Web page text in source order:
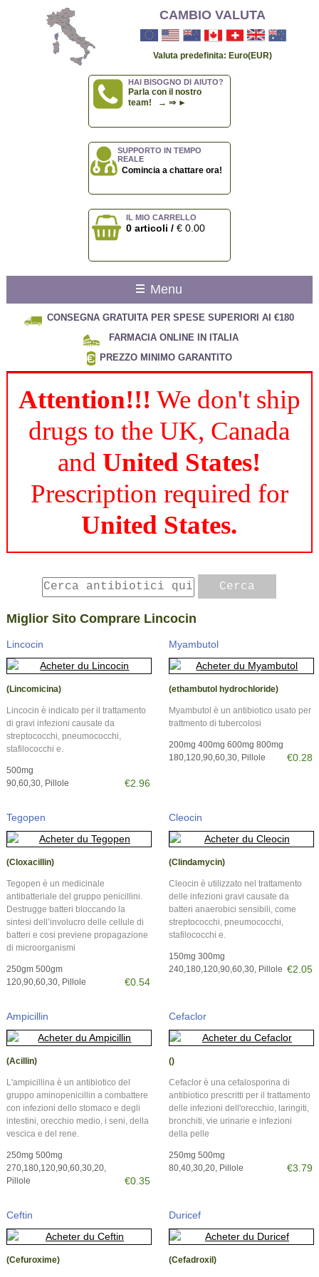
CAMBIO VALUTA
Valuta predefinita: Euro(EUR)
HAI BISOGNO DI AIUTO?
Parla con il nostro
team! → ⇒ ►
SUPPORTO IN TEMPO
REALE
Comincia a chattare ora!
IL MIO CARRELLO
0 articoli /€ 0.00
Menu
CONSEGNA GRATUITA PER SPESE SUPERIORI AI €180
FARMACIA ONLINE IN ITALIA
PREZZO MINIMO GARANTITO
Attention!!! We don't ship
drugs to the UK, Canada
and United States!
Prescription required for
United States.
Miglior Sito Comprare Lincocin
Lincocin
(Lincomicina)
Lincocin è indicato per il trattamento
di gravi infezioni causate da
streptococchi, pneumococchi,
stafilococchi e.
500mg
90,60,30, Pillole
€2.96
Myambutol
(ethambutol hydrochloride)
Myambutol è un antibiotico usato per
trattmento di tubercolosi
200mg 400mg 600mg 800mg
180,120,90,60,30, Pillole
€0.28
Tegopen
(Cloxacillin)
Tegopen è un medicinale
antibatteriale del gruppo penicillini.
Destrugge batteri bloccando la
sintesi dell’involucro delle cellule di
batteri e cosi previene propagazione
di microorganismi
250gm 500gm
120,90,60,30, Pillole
€0.54
Cleocin
(Clindamycin)
Cleocin è utilizzato nel trattamento
delle infezioni gravi causate da
batteri anaerobici sensibili, come
streptococchi, pneumococchi,
stafilococchi e.
150mg 300mg
240,180,120,90,60,30, Pillole €2.05
Ampicillin
(Acillin)
L'ampicillina è un antibiotico del
gruppo aminopenicillin a combattere
con infezioni dello stomaco e degli
intestini, orecchio medio, i seni, della
vescica e del rene.
250mg 500mg
270,180,120,90,60,30,20,
Pillole
€0.35
Cefaclor
()
Cefaclor è una cefalosporina di
antibiotico prescritti per il trattamento
delle infezioni dell'orecchio, laringiti,
bronchiti, vie urinarie e infezioni
della pelle
250mg 500mg
80,40,30,20, Pillole
€3.79
Ceftin
(Cefuroxime)
Duricef
(Cefadroxil)